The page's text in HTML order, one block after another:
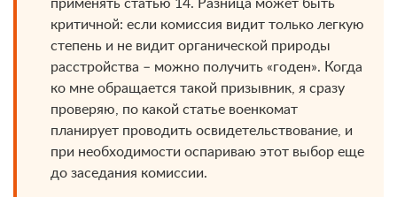
применять статью 14. Разница может быть
критичной: если комиссия видит только легкую
степень и не видит органической природы
расстройства – можно получить «годен». Когда
ко мне обращается такой призывник, я сразу
проверяю, по какой статье военкомат
планирует проводить освидетельствование, и
при необходимости оспариваю этот выбор еще
до заседания комиссии.